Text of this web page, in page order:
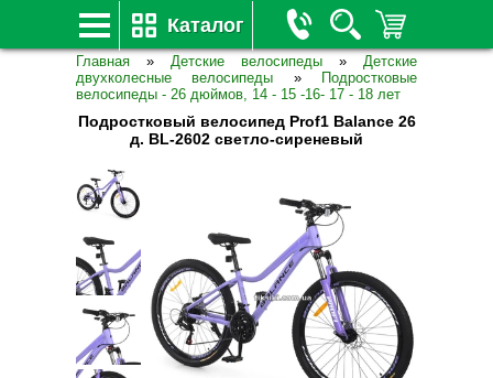
Каталог
Главная » Детские велосипеды » Детские
двухколесные велосипеды
»
Подростковые
велосипеды - 26 дюймов, 14 - 15 -16- 17 - 18 лет
Подростковый велосипед Prof1 Balance 26
д. BL-2602 светло-сиреневый